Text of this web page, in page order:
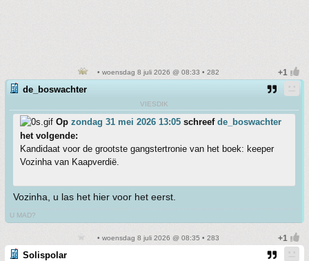
• woensdag 8 juli 2026 @ 08:33 • 282
de_boswachter
VIESDIK
Op zondag 31 mei 2026 13:05 schreef de_boswachter
het volgende:
Kandidaat voor de grootste gangstertronie van het boek: keeper
Vozinha van Kaapverdië.
Vozinha, u las het hier voor het eerst.
U MAD?
• woensdag 8 juli 2026 @ 08:35 • 283
Solispolar